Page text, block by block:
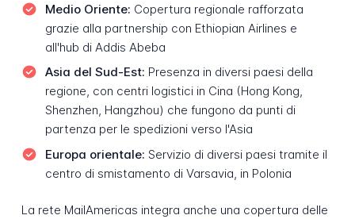
Medio Oriente: Copertura regionale rafforzata
grazie alla partnership con Ethiopian Airlines e
all'hub di Addis Abeba
Asia del Sud-Est: Presenza in diversi paesi della
regione, con centri logistici in Cina (Hong Kong,
Shenzhen, Hangzhou) che fungono da punti di
partenza per le spedizioni verso l'Asia
Europa orientale: Servizio di diversi paesi tramite il
centro di smistamento di Varsavia, in Polonia
La rete MailAmericas integra anche una copertura delle